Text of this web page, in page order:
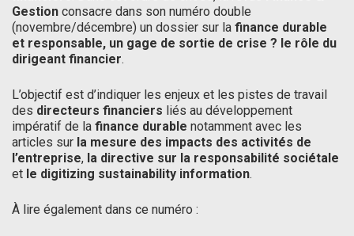
Gestion consacre dans son numéro double
(novembre/décembre) un dossier sur la finance durable
et responsable, un gage de sortie de crise ? le rôle du
dirigeant financier.
L’objectif est d’indiquer les enjeux et les pistes de travail
des directeurs financiers liés au développement
impératif de la finance durable notamment avec les
articles sur la mesure des impacts des activités de
l’entreprise, la directive sur la responsabilité sociétale
et le digitizing sustainability information.
À lire également dans ce numéro :